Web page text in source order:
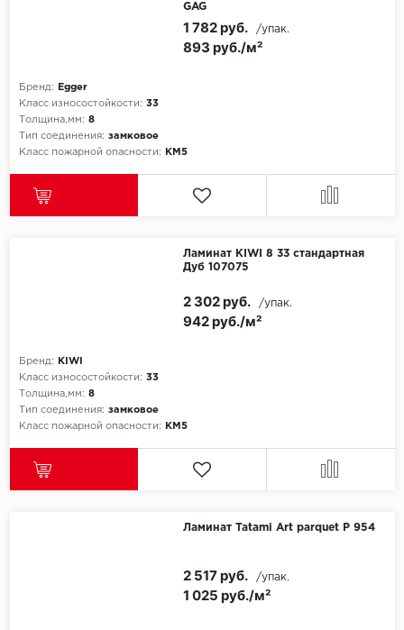
SPC DEW
SPC Stronghold
Tarkett
Tulesna
GAG
Бренд:
Egger
Класс износостойкости: 33
Толщина,мм: 8
Тип соединения: замковое
Класс пожарной опасности:
КМ5
893 руб./м²
1 782 руб. /упак.
Ламинат KIWI 8 33 стандартная
Дуб 107075
Бренд:
KIWI
Класс износостойкости: 33
Толщина,мм: 8
Тип соединения: замковое
Класс пожарной опасности:
КМ5
942 руб./м²
2 302 руб. /упак.
Ламинат Tatami Art parquet P 954
1 025 руб./м²
2 517 руб. /упак.